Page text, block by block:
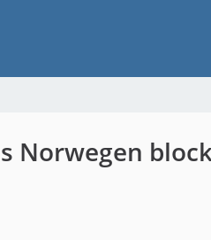
Norwegen